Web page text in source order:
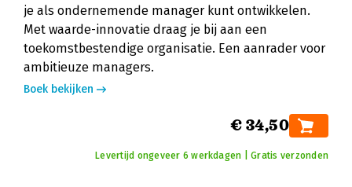
je als ondernemende manager kunt ontwikkelen.
Met waarde-innovatie draag je bij aan een
toekomstbestendige organisatie. Een aanrader voor
ambitieuze managers.
Boek bekijken
€ 34,50
Levertijd ongeveer 6 werkdagen | Gratis verzonden